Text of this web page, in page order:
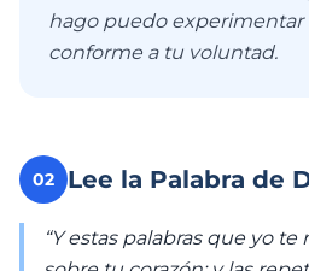
hago puedo experimentar
conforme a tu voluntad.
02 Lee la Palabra de
“Y estas palabras que yo